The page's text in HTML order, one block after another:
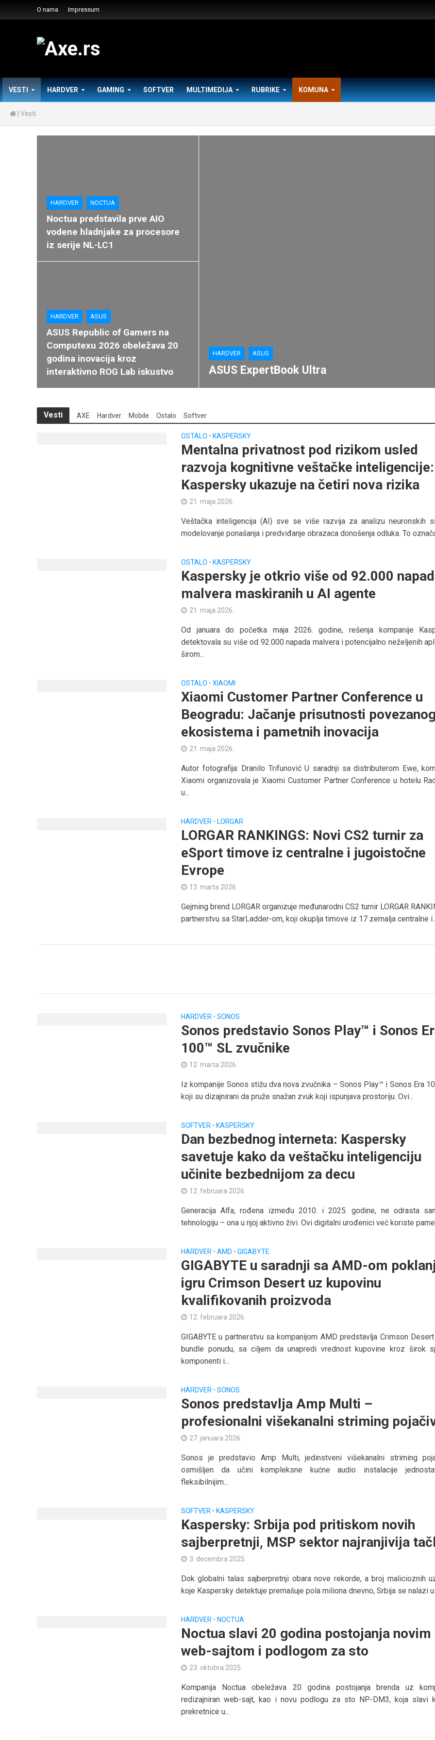
O nama Impressum
VESTI HARDVER GAMING SOFTVER MULTIMEDIJA RUBRIKE KOMUNA
Vesti
HARDVER ASUS
ASUS ExpertBook Ultra
HARDVER NOCTUA
Noctua predstavila prve AIO
vodene hladnjake za procesore
iz serije NL-LC1
HARDVER ASUS
ASUS Republic of Gamers na
Computexu 2026 obeležava 20
godina inovacija kroz
interaktivno ROG Lab iskustvo
Vesti AXE Hardver Mobile Ostalo Softver
OSTALO • KASPERSKY
Mentalna privatnost pod rizikom usled
razvoja kognitivne veštačke inteligencije:
Kaspersky ukazuje na četiri nova rizika
21. maja 2026.
Veštačka inteligencija (AI) sve se više razvija za analizu neuronskih
modelovanje ponašanja i predviđanje obrazaca donošenja odluka. To
OSTALO • KASPERSKY
Kaspersky je otkrio više od 92.000
malvera maskiranih u AI agente
21. maja 2026.
Od januara do početka maja 2026. godine, rešenja kompanije
detektovala su više od 92.000 napada malvera i potencijalno neželjenih
širom...
OSTALO • XIAOMI
Xiaomi Customer Partner Conference u
Beogradu: Jačanje prisutnosti povezanog
ekosistema i pametnih inovacija
21. maja 2026.
Autor fotografija: Dranilo Trifunović U saradnji sa distributerom Ewe,
Xiaomi organizovala je Xiaomi Customer Partner Conference u hotelu
u...
HARDVER • LORGAR
LORGAR RANKINGS: Novi CS2 turnir za
eSport timove iz centralne i jugoistočne
Evrope
13. marta 2026.
Gejming brend LORGAR organizuje međunarodni CS2 turnir LORGAR
partnerstvu sa StarLadder-om, koji okuplja timove iz 17 zemalja centralne
HARDVER • SONOS
Sonos predstavio Sonos Play™ i Sonos
100™ SL zvučnike
12. marta 2026.
Iz kompanije Sonos stižu dva nova zvučnika – Sonos Play™ i Sonos Era
koji su dizajnirani da pruže snažan zvuk koji ispunjava prostoriju. Ovi...
SOFTVER • KASPERSKY
Dan bezbednog interneta: Kaspersky
savetuje kako da veštačku inteligenciju
učinite bezbednijom za decu
12. februara 2026.
Generacija Alfa, rođena između 2010. i 2025. godine, ne odrasta
tehnologiju – ona u njoj aktivno živi. Ovi digitalni urođenici već koriste
HARDVER • AMD • GIGABYTE
GIGABYTE u saradnji sa AMD-om
igru Crimson Desert uz kupovinu
kvalifikovanih proizvoda
12. februara 2026.
GIGABYTE u partnerstvu sa kompanijom AMD predstavlja Crimson
bundle ponudu, sa ciljem da unapredi vrednost kupovine kroz širok
komponenti i...
HARDVER • SONOS
Sonos predstavlja Amp Multi –
profesionalni višekanalni striming
27. januara 2026.
Sonos je predstavio Amp Multi, jedinstveni višekanalni striming
osmišljen da učini kompleksne kućne audio instalacije
fleksibilnijim...
SOFTVER • KASPERSKY
Kaspersky: Srbija pod pritiskom novih
sajberpretnji, MSP sektor najranjivija
3. decembra 2025.
Dok globalni talas sajberpretnji obara nove rekorde, a broj malicioznih
koje Kaspersky detektuje premašuje pola miliona dnevno, Srbija se nalazi
HARDVER • NOCTUA
Noctua slavi 20 godina postojanja novim
web-sajtom i podlogom za sto
23. oktobra 2025.
Kompanija Noctua obeležava 20 godina postojanja brenda uz
redizajniran web-sajt, kao i novu podlogu za sto NP-DM3, koja slavi
prekretnice u...